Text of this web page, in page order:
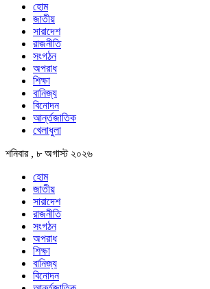
হোম
জাতীয়
সারাদেশ
রাজনীতি
সংগঠন
অপরাধ
শিক্ষা
বানিজ্য
বিনোদন
আর্ন্তজাতিক
খেলাধুলা
শনিবার , ৮ অগাস্ট ২০২৬
হোম
জাতীয়
সারাদেশ
রাজনীতি
সংগঠন
অপরাধ
শিক্ষা
বানিজ্য
বিনোদন